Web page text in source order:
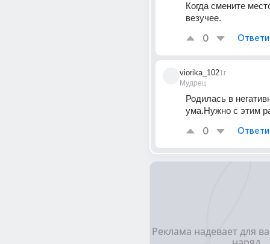
Когда смените
везучее.
0
viorika_102
Мудрец
1г
Родилась в
ума.Нужно с этим
0